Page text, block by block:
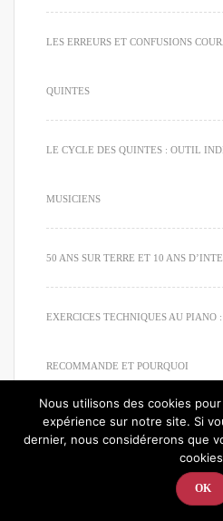
LES ERREURS ET CONFUSIONS
QUINTES
LE CYCLE DES QUINTES : OUTIL
MUSICIENS
50 ANS SUR TERRE ET 10 ANS
EXERCICES TECHNIQUES AU PIANO
RECOMMANDE ET POURQUOI
© 2020. Tous droits réservés.
Nous utilisons des cookies
expérience sur notre site. Si
dernier, nous considérerons que
OK